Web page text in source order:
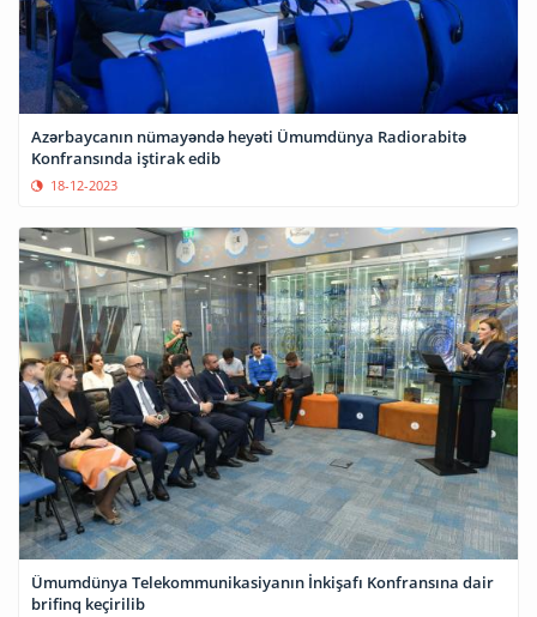
Azərbaycanın nümayəndə heyəti Ümumdünya Radiorabitə
Konfransında iştirak edib
18-12-2023
Ümumdünya Telekommunikasiyanın İnkişafı Konfransına dair
brifinq keçirilib